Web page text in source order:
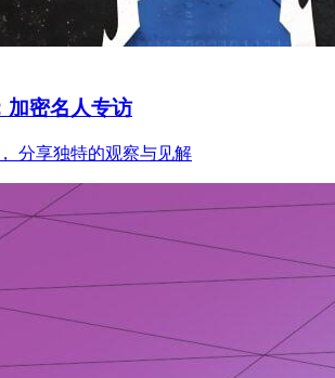
加密名人专访
分享独特的观察与见解